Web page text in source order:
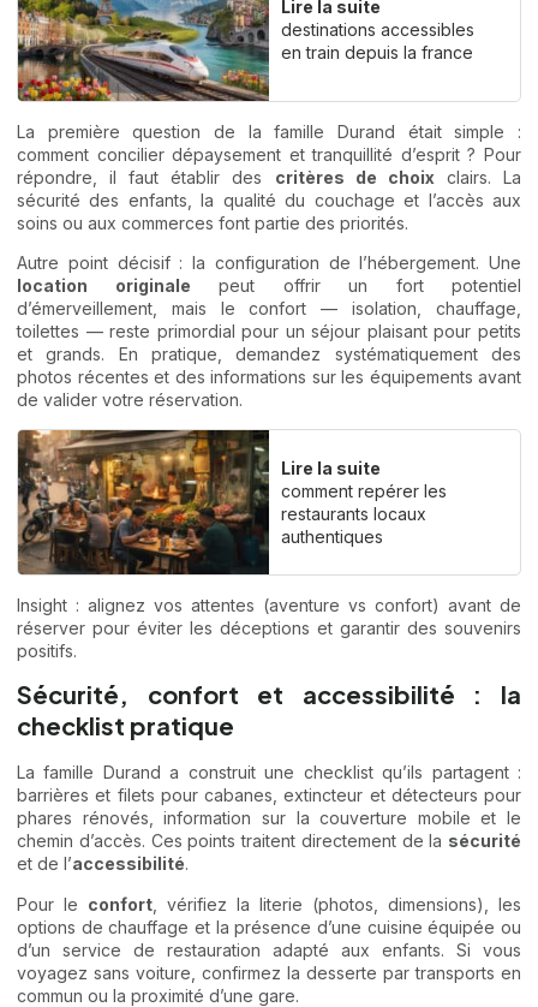
Lire la suite
destinations accessibles
en train depuis la france
La première question de la famille Durand était simple :
comment concilier dépaysement et tranquillité d’esprit ? Pour
répondre, il faut établir des critères de choix clairs. La
sécurité des enfants, la qualité du couchage et l’accès aux
soins ou aux commerces font partie des priorités.
Autre point décisif : la configuration de l’hébergement. Une
location originale peut offrir un fort potentiel
d’émerveillement, mais le confort — isolation, chauffage,
toilettes — reste primordial pour un séjour plaisant pour petits
et grands. En pratique, demandez systématiquement des
photos récentes et des informations sur les équipements avant
de valider votre réservation.
Lire la suite
comment repérer les
restaurants locaux
authentiques
Insight : alignez vos attentes (aventure vs confort) avant de
réserver pour éviter les déceptions et garantir des souvenirs
positifs.
Sécurité, confort et accessibilité : la
checklist pratique
La famille Durand a construit une checklist qu’ils partagent :
barrières et filets pour cabanes, extincteur et détecteurs pour
phares rénovés, information sur la couverture mobile et le
chemin d’accès. Ces points traitent directement de la sécurité
et de l’accessibilité.
Pour le confort , vérifiez la literie (photos, dimensions), les
options de chauffage et la présence d’une cuisine équipée ou
d’un service de restauration adapté aux enfants. Si vous
voyagez sans voiture, confirmez la desserte par transports en
commun ou la proximité d’une gare.